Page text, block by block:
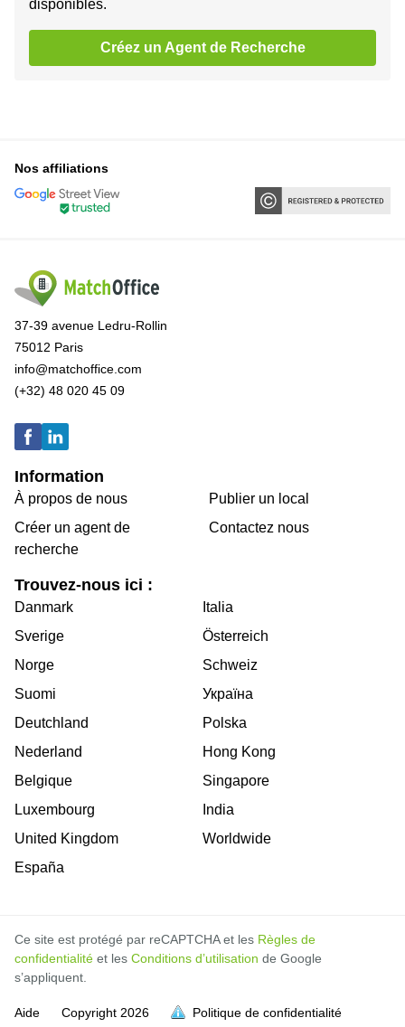
disponibles.
Créez un Agent de Recherche
soit pleine.
soit pleine.
soit pleine.
soit pleine.
soit pleine.
soit pleine.
soit pleine.
soit pleine.
soit pleine.
soit pleine.
soit pleine.
soit pleine.
soit pleine.
Nos affiliations
37-39 avenue Ledru-Rollin
75012 Paris
info@matchoffice.com
(+32) 48 020 45 09
Information
À propos de nous
Créer un agent de
recherche
Publier un local
Contactez nous
Trouvez-nous ici :
Danmark
Sverige
Norge
Suomi
Deutchland
Nederland
Belgique
Luxembourg
United Kingdom
España
Italia
Österreich
Schweiz
Україна
Polska
Hong Kong
Singapore
India
Worldwide
Ce site est protégé par reCAPTCHA et les Règles de
confidentialité et les Conditions d’utilisation de Google
s’appliquent.
Aide Copyright 2026 Politique de confidentialité